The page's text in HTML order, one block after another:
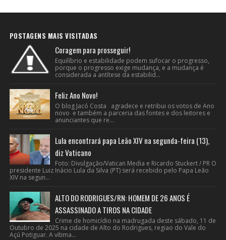
POSTAGENS MAIS VISITADAS
Coragem para prosseguir!
Equilíbrio e estabilidade podem sufocar o progresso,
porque o progresso exige mudança, e a mudança é
considerada a antítese da estabilid...
Feliz Ano Novo!
O blog Jacó Costa agradece e retribui os votos de Ano
novo e também a parceria das fontes e dos leitores e
anunciantes que re...
Lula encontrará papa Leão XIV na segunda-feira (13),
diz Vaticano
Foto: Divulgação/Vatican Media e Ricardo Stuckert / PR O
presidente Luiz Inácio Lula da Silva (PT) será recebido pelo Papa Leão
XIV na segun...
ALTO DO RODRIGUES/RN: HOMEM DE 26 ANOS É
ASSASSINADO A TIROS NA CIDADE
Crime de homicídio na madrugada deste sábado, 11 de
Outubro de 2025 na cidade de Alto do Rodrigues, regiao do Vale do
Açú Potiguar. A vítima...